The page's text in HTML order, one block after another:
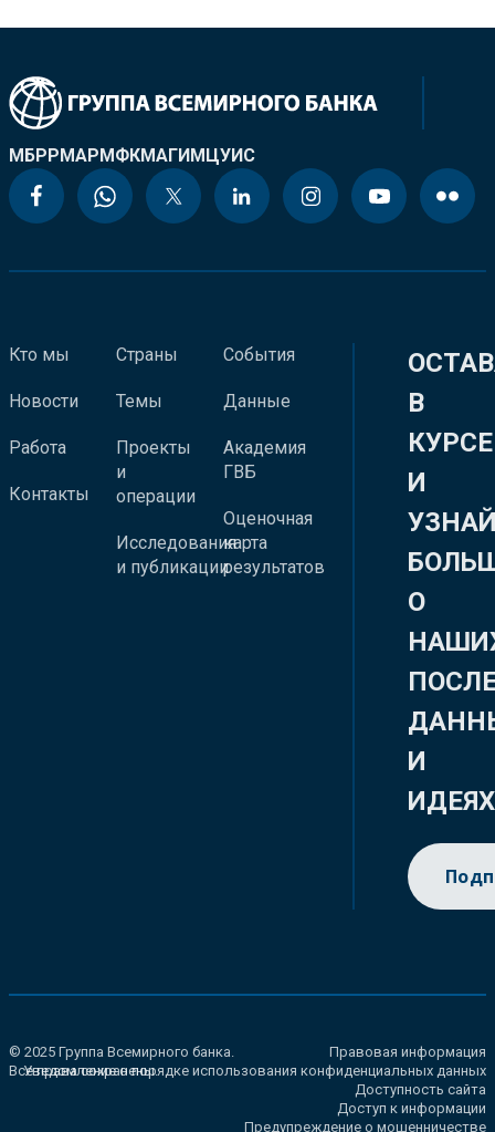
МБРРМАРМФКМАГИМЦУИС
Кто мы
Новости
Работа
Контакты
Страны
Темы
Проекты
и
операции
Исследования
и публикации
События
Данные
Академия
ГВБ
Оценочная
карта
результатов
В
КУРСЕ
И
О
И
ИДЕЯХ
© 2025 Группа Всемирного банка.
Все права сохранены.
Правовая информация
Уведомление о порядке использования конфиденциальных данных
Доступность сайта
Доступ к информации
Предупреждение о мошенничестве